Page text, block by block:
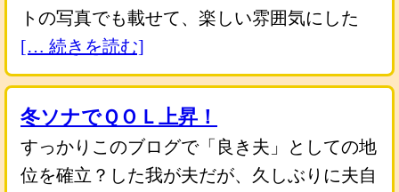
トの写真でも載せて、楽しい雰囲気にした
[… 続きを読む]
冬ソナでＱＯＬ上昇！
すっかりこのブログで「良き夫」としての地
位を確立？した我が夫だが、久しぶりに夫自